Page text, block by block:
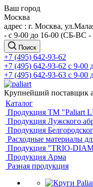
Ваш город
Москва
адрес : г. Москва,
- c 9-00 до 16-00 (СБ-ВС -
Поиск
+7 (495) 642-93-62
+7 (495) 642-93-62 c 9-00
+7 (495) 642-93-63 c 9-00
Крупнейший поставщик
Каталог
Продукция ТМ "Paliart
Продукция Лужского
Продукция
Расходные материалы
Продукция "TRIO-
Продукция Арма
Разная продукция